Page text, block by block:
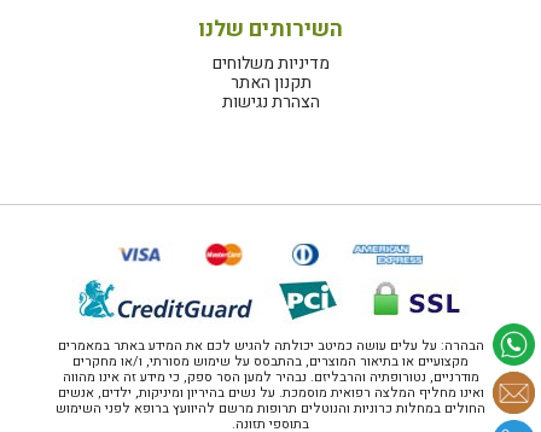
השירותים שלנו
מדיניות משלוחים
תקנון האתר
הצהרת נגישות
הבהרה: על עלים עושה כמיטב יכולתה להגיש לכם את המידע באתר במאמרים
מקצועיים או בתיאור המוצרים, בהתבסס על שימוש מסורתי, ו/או מחקרים
מודרניים, נטורופתיה והרבליזם. נבהיר למען הסר ספק, כי מידע זה אינו מהווה
ואינו מחליף המלצה רפואית מוסמכת. על נשים בהיריון ומיניקות, ילדים, אנשים
החולים במחלות כרוניות והנוטלים תרופות מרשם להיוועץ ברופא לפני השימוש
בתוספי תזונה.